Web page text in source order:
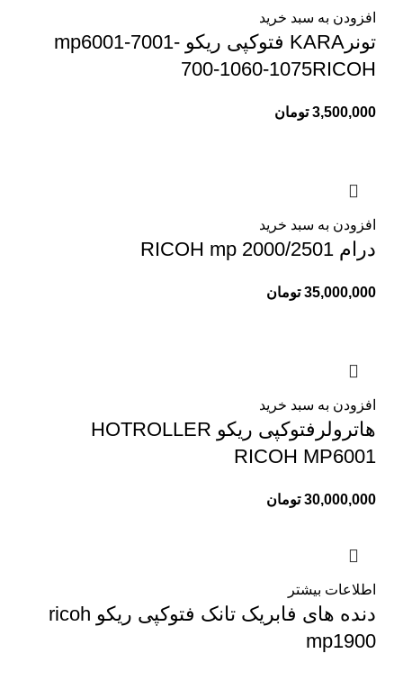
افزودن به سبد خرید
تونرKARA فتوکپی ریکو mp6001-7001-
700-1060-1075RICOH
3,500,000 تومان
افزودن به سبد خرید
درام RICOH mp 2000/2501
35,000,000 تومان
افزودن به سبد خرید
هاترولرفتوکپی ریکو HOTROLLER
RICOH MP6001
30,000,000 تومان
اطلاعات بیشتر
دنده های فابریک تانک فتوکپی ریکو ricoh
mp1900